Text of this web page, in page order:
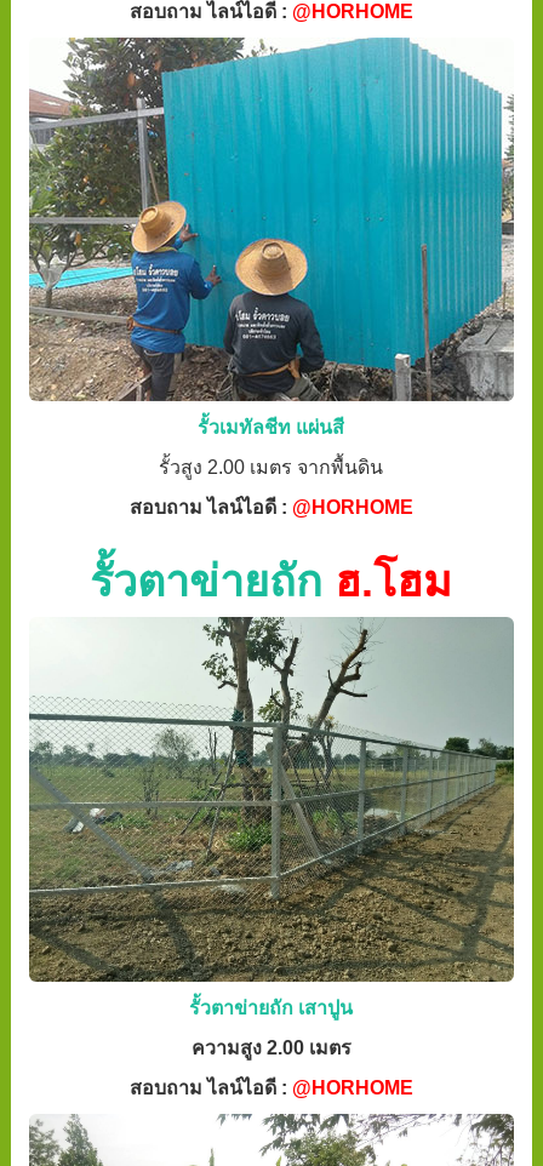
สอบถาม ไลน์ไอดี : @HORHOME
รั้วเมทัลชีท แผ่นสี
รั้วสูง 2.00 เมตร จากพื้นดิน
สอบถาม ไลน์ไอดี : @HORHOME
รั้วตาข่ายถัก ฮ.โฮม
รั้วตาข่ายถัก เสาปูน
ความสูง 2.00 เมตร
สอบถาม ไลน์ไอดี : @HORHOME